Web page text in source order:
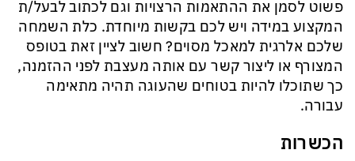
פשוט לסמן את ההתאמות הרצויות וגם לכתוב לבעל/ת
המקצוע במידה ויש לכם בקשות מיוחדת. כלת השמחה
שלכם אלרגית למאכל מסוים? חשוב לציין זאת בטופס
המצורף או ליצור קשר עם אותה מעצבת לפני ההזמנה,
כך שתוכלו להיות בטוחים שהעוגה תהיה מתאימה
עבורה.
הכשרות